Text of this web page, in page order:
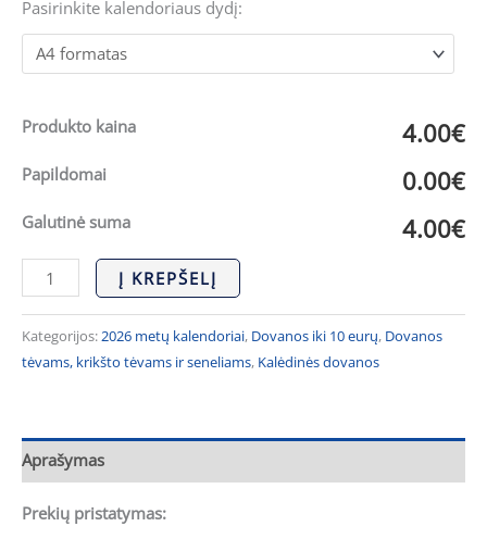
Pasirinkite kalendoriaus dydį:
Produkto kaina 4.00€
Papildomai 0.00€
Galutinė suma 4.00€
Į KREPŠELĮ
Kategorijos: 2026 metų kalendoriai, Dovanos iki 10 eurų, Dovanos
tėvams, krikšto tėvams ir seneliams, Kalėdinės dovanos
Aprašymas
Prekių pristatymas: